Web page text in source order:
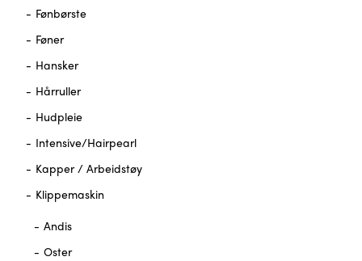
Fønbørste
Føner
Hansker
Hårruller
Hudpleie
Intensive/Hairpearl
Kapper / Arbeidstøy
Klippemaskin
Andis
Oster